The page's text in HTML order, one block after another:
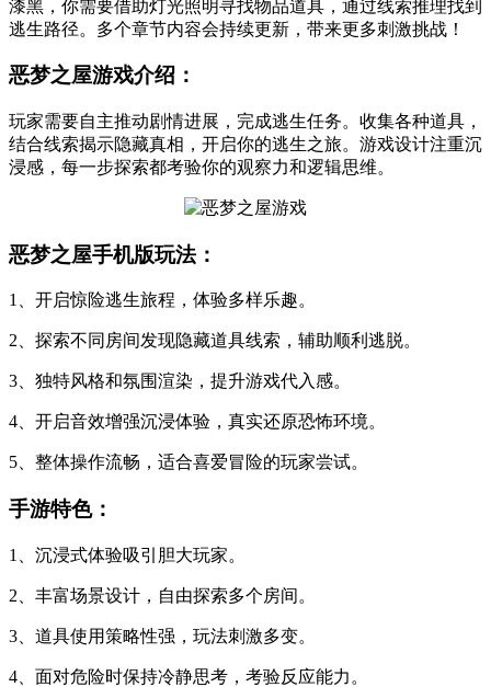
漆黑，你需要借助灯光照明寻找物品道具，通过线索推理找到
逃生路径。多个章节内容会持续更新，带来更多刺激挑战！
恶梦之屋游戏介绍：
玩家需要自主推动剧情进展，完成逃生任务。收集各种道具，
结合线索揭示隐藏真相，开启你的逃生之旅。游戏设计注重沉
浸感，每一步探索都考验你的观察力和逻辑思维。
恶梦之屋手机版玩法：
1、开启惊险逃生旅程，体验多样乐趣。
2、探索不同房间发现隐藏道具线索，辅助顺利逃脱。
3、独特风格和氛围渲染，提升游戏代入感。
4、开启音效增强沉浸体验，真实还原恐怖环境。
5、整体操作流畅，适合喜爱冒险的玩家尝试。
手游特色：
1、沉浸式体验吸引胆大玩家。
2、丰富场景设计，自由探索多个房间。
3、道具使用策略性强，玩法刺激多变。
4、面对危险时保持冷静思考，考验反应能力。